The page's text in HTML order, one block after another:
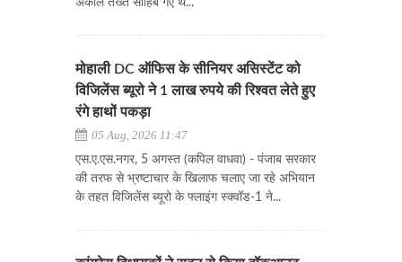
अकाल तख्त साहिब गए थे...
मोहाली DC ऑफिस के सीनियर असिस्टेंट को
विजिलेंस ब्यूरो ने 1 लाख रुपये की रिश्वत लेते हुए
रंगे हाथों पकड़ा
05 Aug, 2026 11:47
एस.ए.एस.नगर, 5 अगस्त (कपिल वाधवा) - पंजाब सरकार
की तरफ से भ्रष्टाचार के खिलाफ चलाए जा रहे अभियान
के तहत विजिलेंस ब्यूरो के फ्लाइंग स्क्वॉड-1 ने...